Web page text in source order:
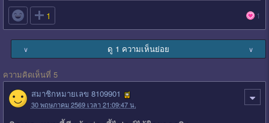
 1 1
∨ ดู 1 ความเห็นย่อย ∨
ความคิดเห็นที่ 5
สมาชิกหมายเลข 8109901
30 พฤษภาคม 2569 เวลา 21:09:47 น.